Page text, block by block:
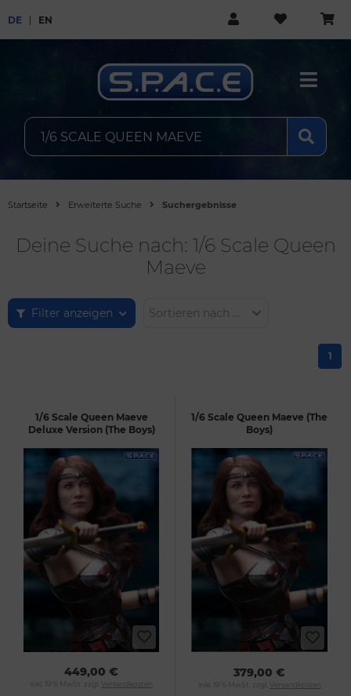
DE EN
Startseite Erweiterte Suche Suchergebnisse
Deine Suche nach: 1/6 Scale Queen
Maeve
Filter anzeigen Sortieren nach ...
1
1/6 Scale Queen Maeve
Deluxe Version (The Boys)
449,00 €
inkl. 19 % MwSt. zzgl. Versandkosten
1/6 Scale Queen Maeve (The
Boys)
379,00 €
inkl. 19 % MwSt. zzgl. Versandkosten